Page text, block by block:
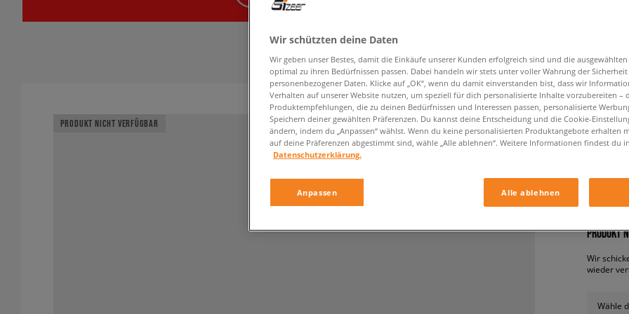
PRODUKT NICHT VERFÜGBAR ADIDAS
kinder,
PRODUKT
Wir
wieder
Wähle
Wir schützten deine Daten
Wir geben unser Bestes, damit die Einkäufe unserer Kunden erfolgreich sind und die
optimal zu ihren Bedürfnissen passen. Dabei handeln wir stets unter voller Wahrung der
personenbezogener Daten. Klicke auf „OK“, wenn du damit einverstanden bist, dass wir
Verhalten auf unserer Website nutzen, um speziell für dich personalisierte Inhalte vorzubereiten –
Produktempfehlungen, die zu deinen Bedürfnissen und Interessen passen, personalisierte
Speichern deiner gewählten Präferenzen. Du kannst deine Entscheidung und die Cookie-
ändern, indem du „Anpassen“ wählst. Wenn du keine personalisierten Produktangebote erhalten
auf deine Präferenzen abgestimmt sind, wähle „Alle ablehnen“. Weitere Informationen findest du
Datenschutzerklärung.
Anpassen Alle ablehnen